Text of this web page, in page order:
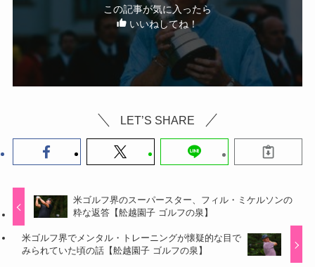
この記事が気に入ったら
いいねしてね！
LET’S SHARE
米ゴルフ界のスーパースター、フィル・ミケルソンの
粋な返答【舩越園子 ゴルフの泉】
米ゴルフ界でメンタル・トレーニングが懐疑的な目で
みられていた頃の話【舩越園子 ゴルフの泉】